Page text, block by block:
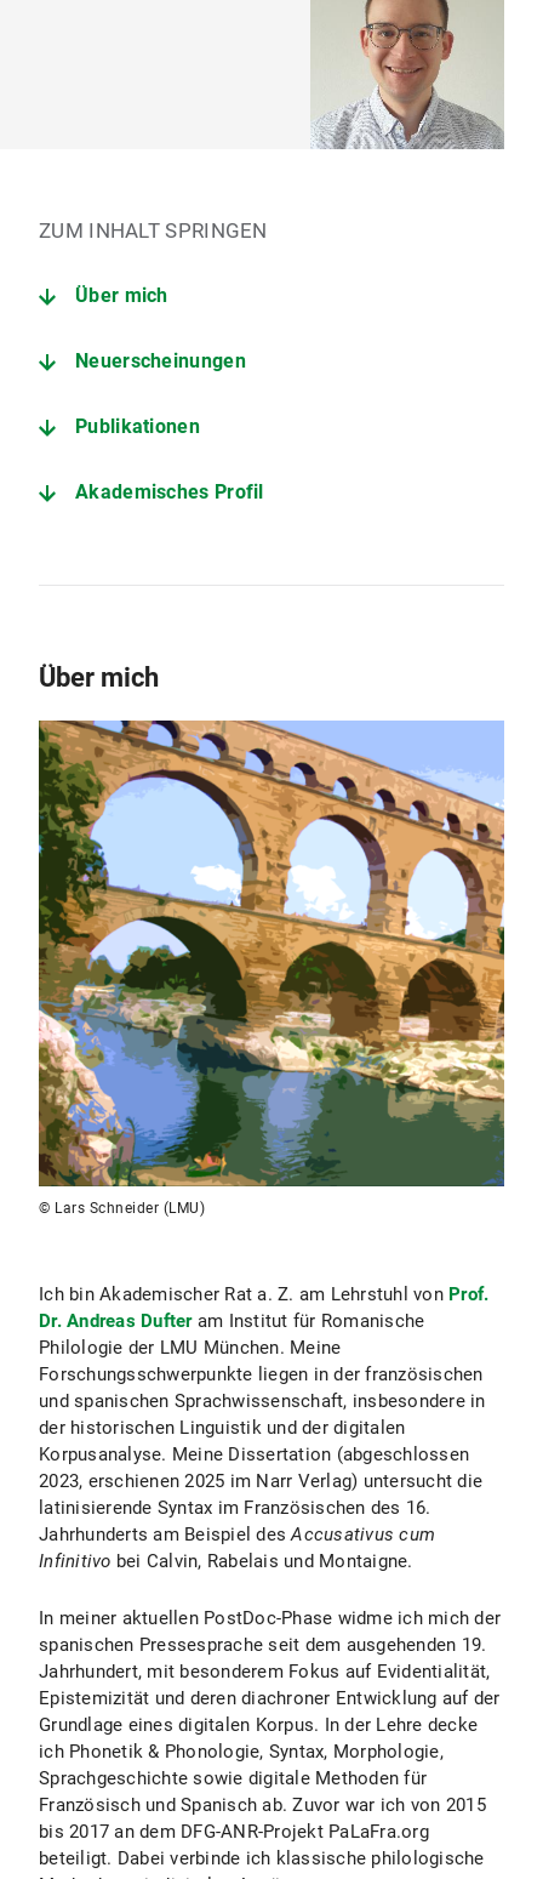
ZUM INHALT SPRINGEN
Über mich
Neuerscheinungen
Publikationen
Akademisches Profil
Über mich
© Lars Schneider (LMU)
Ich bin Akademischer Rat a. Z. am Lehrstuhl von Prof.
Dr. Andreas Dufteram Institut für Romanische
Philologie der LMU München. Meine
Forschungsschwerpunkte liegen in der französischen
und spanischen Sprachwissenschaft, insbesondere in
der historischen Linguistik und der digitalen
Korpusanalyse. Meine Dissertation (abgeschlossen
2023, erschienen 2025 im Narr Verlag) untersucht die
latinisierende Syntax im Französischen des 16.
Jahrhunderts am Beispiel desAccusativus cum
Infinitivo bei Calvin, Rabelais und Montaigne.
In meiner aktuellen PostDoc-Phase widme ich mich der
spanischen Pressesprache seit dem ausgehenden 19.
Jahrhundert, mit besonderem Fokus auf Evidentialität,
Epistemizität und deren diachroner Entwicklung auf der
Grundlage eines digitalen Korpus. In der Lehre decke
ich Phonetik & Phonologie, Syntax, Morphologie,
Sprachgeschichte sowie digitale Methoden für
Französisch und Spanisch ab. Zuvor war ich von 2015
bis 2017 an dem DFG-ANR-Projekt PaLaFra.org
beteiligt. Dabei verbinde ich klassische philologische